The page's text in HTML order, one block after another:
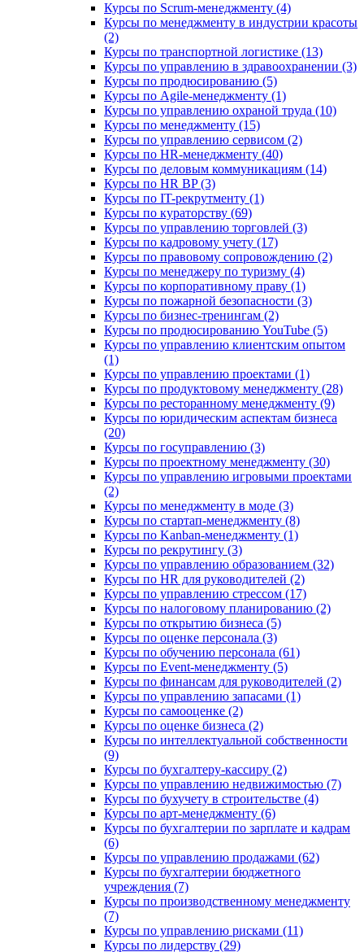
Курсы по Scrum-менеджменту (4)
Курсы по менеджменту в индустрии красоты
(2)
Курсы по транспортной логистике (13)
Курсы по управлению в здравоохранении (3)
Курсы по продюсированию (5)
Курсы по Agile-менеджменту (1)
Курсы по управлению охраной труда (10)
Курсы по менеджменту (15)
Курсы по управлению сервисом (2)
Курсы по HR-менеджменту (40)
Курсы по деловым коммуникациям (14)
Курсы по HR BP (3)
Курсы по IT-рекрутменту (1)
Курсы по кураторству (69)
Курсы по управлению торговлей (3)
Курсы по кадровому учету (17)
Курсы по правовому сопровождению (2)
Курсы по менеджеру по туризму (4)
Курсы по корпоративному праву (1)
Курсы по пожарной безопасности (3)
Курсы по бизнес-тренингам (2)
Курсы по продюсированию YouTube (5)
Курсы по управлению клиентским опытом
(1)
Курсы по управлению проектами (1)
Курсы по продуктовому менеджменту (28)
Курсы по ресторанному менеджменту (9)
Курсы по юридическим аспектам бизнеса
(20)
Курсы по госуправлению (3)
Курсы по проектному менеджменту (30)
Курсы по управлению игровыми проектами
(2)
Курсы по менеджменту в моде (3)
Курсы по стартап-менеджменту (8)
Курсы по Kanban-менеджменту (1)
Курсы по рекрутингу (3)
Курсы по управлению образованием (32)
Курсы по HR для руководителей (2)
Курсы по управлению стрессом (17)
Курсы по налоговому планированию (2)
Курсы по открытию бизнеса (5)
Курсы по оценке персонала (3)
Курсы по обучению персонала (61)
Курсы по Event-менеджменту (5)
Курсы по финансам для руководителей (2)
Курсы по управлению запасами (1)
Курсы по самооценке (2)
Курсы по оценке бизнеса (2)
Курсы по интеллектуальной собственности
(9)
Курсы по бухгалтеру-кассиру (2)
Курсы по управлению недвижимостью (7)
Курсы по бухучету в строительстве (4)
Курсы по арт-менеджменту (6)
Курсы по бухгалтерии по зарплате и кадрам
(6)
Курсы по управлению продажами (62)
Курсы по бухгалтерии бюджетного
учреждения (7)
Курсы по производственному менеджменту
(7)
Курсы по управлению рисками (11)
Курсы по лидерству (29)